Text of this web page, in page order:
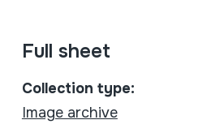
Full sheet
Collection type:
Image archive